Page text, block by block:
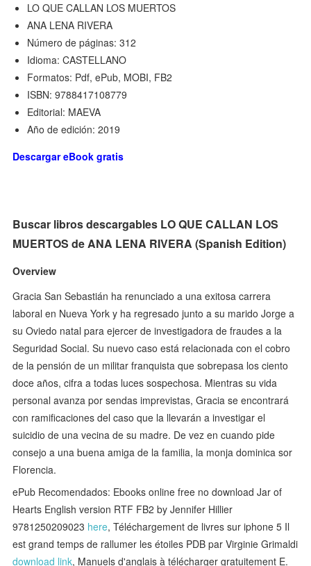
LO QUE CALLAN LOS MUERTOS
ANA LENA RIVERA
Número de páginas: 312
Idioma: CASTELLANO
Formatos: Pdf, ePub, MOBI, FB2
ISBN: 9788417108779
Editorial: MAEVA
Año de edición: 2019
Descargar eBook gratis
Buscar libros descargables LO QUE CALLAN LOS
MUERTOS de ANA LENA RIVERA (Spanish Edition)
Overview
Gracia San Sebastián ha renunciado a una exitosa carrera
laboral en Nueva York y ha regresado junto a su marido Jorge a
su Oviedo natal para ejercer de investigadora de fraudes a la
Seguridad Social. Su nuevo caso está relacionada con el cobro
de la pensión de un militar franquista que sobrepasa los ciento
doce años, cifra a todas luces sospechosa. Mientras su vida
personal avanza por sendas imprevistas, Gracia se encontrará
con ramificaciones del caso que la llevarán a investigar el
suicidio de una vecina de su madre. De vez en cuando pide
consejo a una buena amiga de la familia, la monja dominica sor
Florencia.
ePub Recomendados: Ebooks online free no download Jar of
Hearts English version RTF FB2 by Jennifer Hillier
9781250209023 here, Téléchargement de livres sur iphone 5 Il
est grand temps de rallumer les étoiles PDB par Virginie Grimaldi
download link, Manuels d'anglais à télécharger gratuitement E.